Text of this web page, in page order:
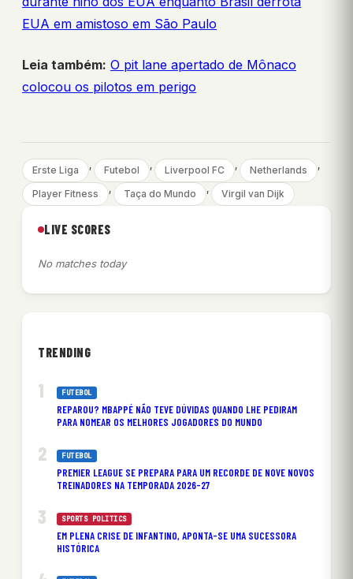
EUA em amistoso em São Paulo
Leia também: O pit lane apertado de Mônaco
colocou os pilotos em perigo
Erste Liga , Futebol , Liverpool FC , Netherlands ,
Player Fitness , Taça do Mundo , Virgil van Dijk
LIVE SCORES
No matches today
TRENDING
FUTEBOL
REPAROU? MBAPPÉ NÃO TEVE DÚVIDAS QUANDO LHE PEDIRAM
PARA NOMEAR OS MELHORES JOGADORES DO MUNDO
FUTEBOL
PREMIER LEAGUE SE PREPARA PARA UM RECORDE DE NOVE NOVOS
TREINADORES NA TEMPORADA 2026-27
SPORTS POLITICS
EM PLENA CRISE DE INFANTINO, APONTA-SE UMA SUCESSORA
HISTÓRICA